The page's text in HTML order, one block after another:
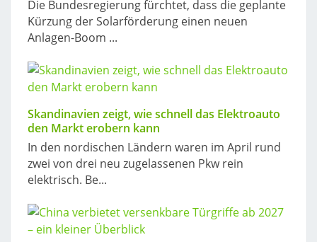
Die Bundesregierung fürchtet, dass die geplante
Kürzung der Solarförderung einen neuen
Anlagen-Boom ...
Skandinavien zeigt, wie schnell das Elektroauto
den Markt erobern kann
In den nordischen Ländern waren im April rund
zwei von drei neu zugelassenen Pkw rein
elektrisch. Be...